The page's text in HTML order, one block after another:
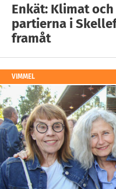
Enkät: Klimat
partierna i
framåt
VIMMEL